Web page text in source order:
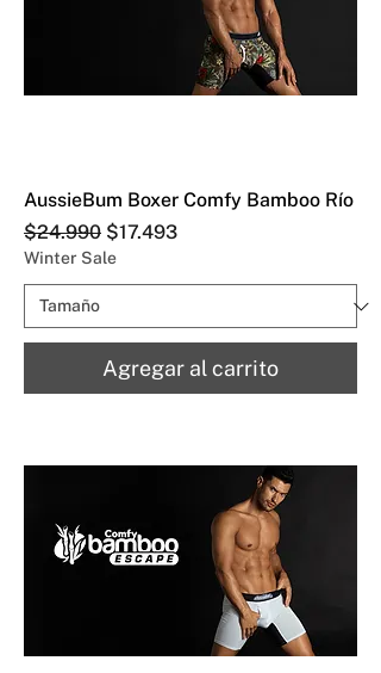
AussieBum Boxer Comfy Bamboo Río
Precio
$24.990 Precio de oferta
$17.493
Winter Sale
Agregar al carrito